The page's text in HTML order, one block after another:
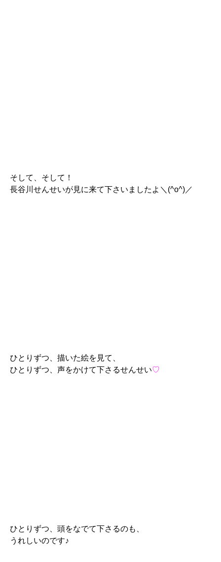
そして、そして！
長谷川せんせいが見に来て下さいましたよ＼(^o^)／
ひとりずつ、描いた絵を見て、
ひとりずつ、声をかけて下さるせんせい♡
ひとりずつ、頭をなでて下さるのも、
うれしいのです♪